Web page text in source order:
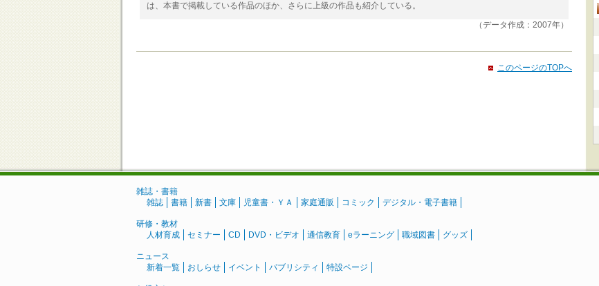
は、本書で掲載している作品のほか、さらに上級の作品も紹介している。
（データ作成：2007年）
このページのTOPへ
雑誌・書籍
雑誌
書籍 新書 文庫 児童書・ＹＡ 家庭通販 コミック デジタル・電子書籍
研修・教材
人材育成
セミナー CD DVD・ビデオ 通信教育 eラーニング 職域図書 グッズ
ニュース
新着一覧
おしらせ イベント パブリシティ 特設ページ